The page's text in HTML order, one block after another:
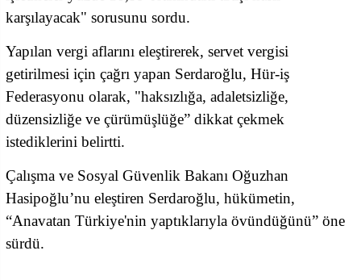
karşılayacak" sorusunu sordu.
Yapılan vergi aflarını eleştirerek, servet vergisi
getirilmesi için çağrı yapan Serdaroğlu, Hür-iş
Federasyonu olarak, "haksızlığa, adaletsizliğe,
düzensizliğe ve çürümüşlüğe” dikkat çekmek
istediklerini belirtti.
Çalışma ve Sosyal Güvenlik Bakanı Oğuzhan
Hasipoğlu’nu eleştiren Serdaroğlu, hükümetin,
“Anavatan Türkiye'nin yaptıklarıyla övündüğünü” öne
sürdü.